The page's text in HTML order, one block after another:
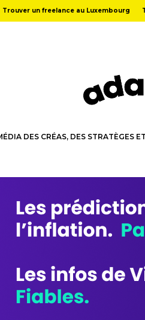
Trouver un freelance au Luxembourg
DES CRÉAS, DES STRATÈGES